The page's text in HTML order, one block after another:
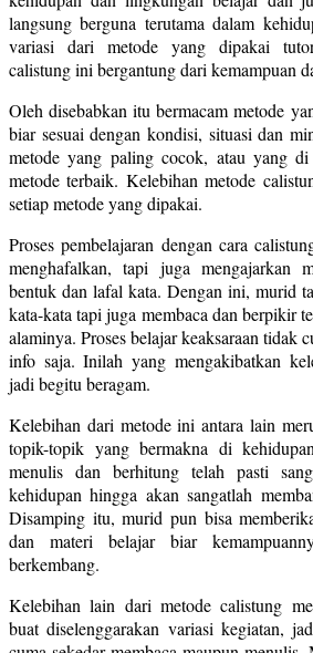
langsung berguna terutama dalam
variasi dari metode yang dipakai
calistung ini bergantung dari kemampuan
Oleh disebabkan itu bermacam metode
biar sesuai dengan kondisi, situasi dan
metode yang paling cocok, atau yang
metode terbaik. Kelebihan metode
setiap metode yang dipakai.
Proses pembelajaran dengan cara
menghafalkan, tapi juga mengajarkan
bentuk dan lafal kata. Dengan ini, murid
kata-kata tapi juga membaca dan berpikir
alaminya. Proses belajar keaksaraan tidak
info saja. Inilah yang mengakibatkan
jadi begitu beragam.
Kelebihan dari metode ini antara lain
topik-topik yang bermakna di
menulis dan berhitung telah pasti
kehidupan hingga akan sangatlah
Disamping itu, murid pun bisa
dan materi belajar biar
berkembang.
Kelebihan lain dari metode calistung
buat diselenggarakan variasi kegiatan,